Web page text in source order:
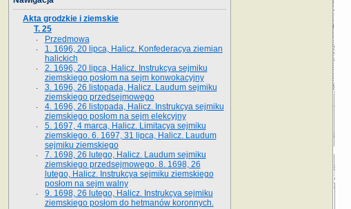
Akta grodzkie i ziemskie
T. 25
Przedmowa
1. 1696, 20 lipca, Halicz. Konfederacya ziemian
halickich
2. 1696, 20 lipca, Halicz. Instrukcya sejmiku
ziemskiego posłom na sejm konwokacyjny
3. 1696, 26 listopada, Halicz. Laudum sejmiku
ziemskiego przedsejmowego
4. 1696, 26 listopada, Halicz. Instrukcya sejmiku
ziemskiego posłom na sejm elekcyjny
5. 1697, 4 marca, Halicz. Limitacya sejmiku
ziemskiego. 6. 1697, 31 lipca, Halicz. Laudum
sejmiku ziemskiego
7. 1698, 26 lutego, Halicz. Laudum sejmiku
ziemskiego przedsejmowego. 8. 1698, 26
lutego, Halicz. Instrukcya sejmiku ziemskiego
posłom na sejm walny
9. 1698, 26 lutego, Halicz. Instrukcya sejmiku
ziemskiego posłom do hetmanów koronnych.